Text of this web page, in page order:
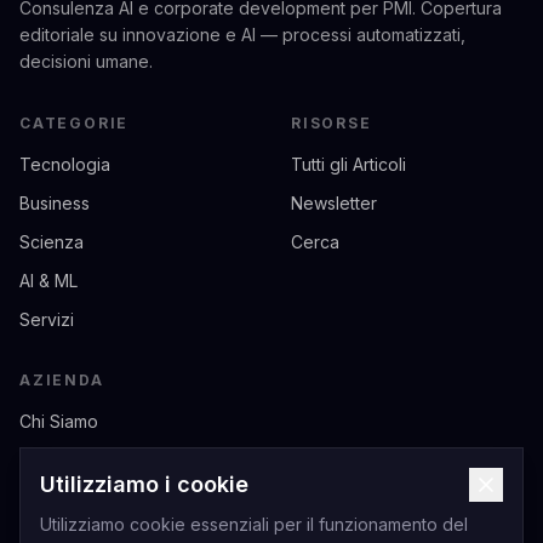
Consulenza AI e corporate development per PMI. Copertura
editoriale su innovazione e AI — processi automatizzati,
decisioni umane.
CATEGORIE
Tecnologia
Business
Scienza
AI & ML
Servizi
RISORSE
Tutti gli Articoli
Newsletter
Cerca
AZIENDA
Chi Siamo
Privacy
Termini di Servizio
Utilizziamo i cookie
Utilizziamo cookie essenziali per il funzionamento del